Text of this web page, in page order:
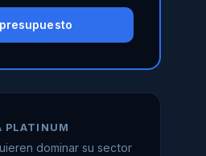
PLATINUM
dominar su sector